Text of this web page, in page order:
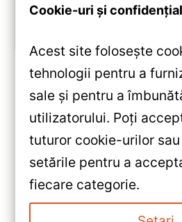
«Navigatie Auto
Insignia 2008-2013
QLED — Recenzie
Testare &
Navigație Auto
2008-2013 9″
Cookie-uri și
Acest site folosește
tehnologii pentru a
sale și pentru a
utilizatorului. Poți
tuturor cookie-urilor
setările pentru a
fiecare categorie.